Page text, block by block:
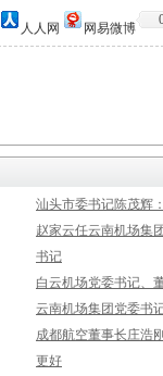
人人网 网易微博
汕头市委书记陈茂辉
赵家云任云南机场集
书记
白云机场党委书记、
云南机场集团党委书
成都航空董事长庄浩
更好